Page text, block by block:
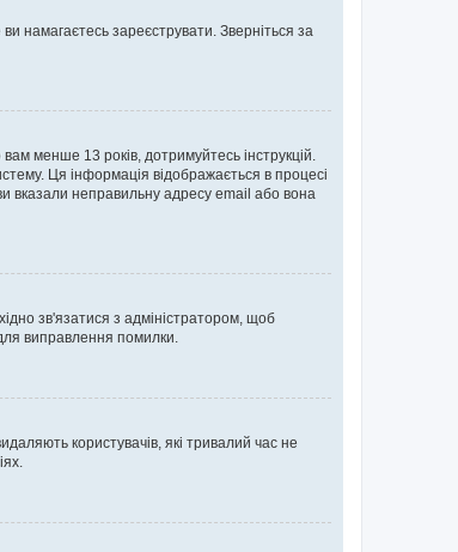
намагаєтесь зареєструвати. Зверніться за
менше 13 років, дотримуйтесь інструкцій.
Ця інформація відображається в процесі
вказали неправильну адресу email або вона
зв'язатися з адміністратором, щоб
виправлення помилки.
користувачів, які тривалий час не